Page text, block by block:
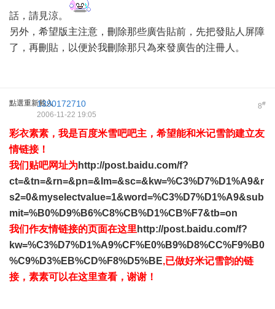
話，請見涼。
另外，希望版主注意，刪除那些廣告貼前，先把發貼人屏障
了，再刪貼，以便於我刪除那只為來發廣告的注冊人。
點選重新載入 8#
1390172710
2006-11-22 19:05
彩衣素素，我是百度米雪吧吧主，希望能和米记雪韵建立友
情链接！
我们贴吧网址为http://post.baidu.com/f?
ct=&tn=&rn=&pn=&lm=&sc=&kw=%C3%D7%D1%A9&r
s2=0&myselectvalue=1&word=%C3%D7%D1%A9&sub
mit=%B0%D9%B6%C8%CB%D1%CB%F7&tb=on
我们作友情链接的页面在这里 http://post.baidu.com/f?
kw=%C3%D7%D1%A9%CF%E0%B9%D8%CC%F9%B0
%C9%D3%EB%CD%F8%D5%BE,已做好米记雪韵的链
接，素素可以在这里查看，谢谢！